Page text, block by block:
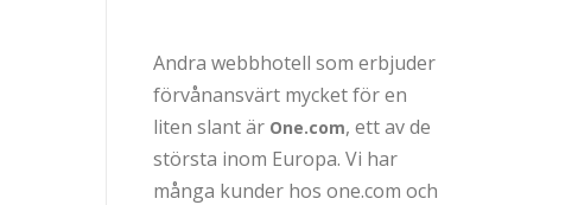
Andra webbhotell som erbjuder
förvånansvärt mycket för en
liten slant är One.com, ett av de
största inom Europa. Vi har
många kunder hos one.com och